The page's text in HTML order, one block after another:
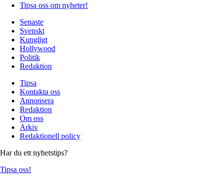
Tipsa oss om nyheter!
Senaste
Svenskt
Kungligt
Hollywood
Politik
Redaktion
Tipsa
Kontakta oss
Annonsera
Redaktion
Om oss
Arkiv
Redaktionell policy
Har du ett nyhetstips?
Tipsa oss!